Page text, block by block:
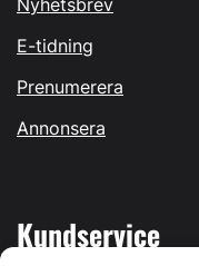
Nyhetsbrev
E-tidning
Prenumerera
Annonsera
Kundservice